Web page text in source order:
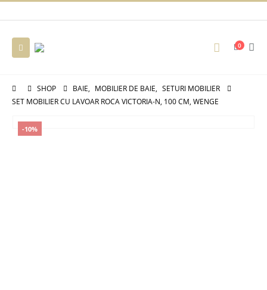
0
SHOP BAIE, MOBILIER DE BAIE, SETURI MOBILIER
SET MOBILIER CU LAVOAR ROCA VICTORIA-N, 100 CM, WENGE
-10%